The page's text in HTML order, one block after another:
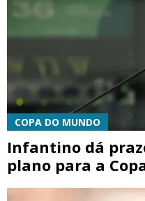
COPA DO MUNDO
Infantino dá
plano para a